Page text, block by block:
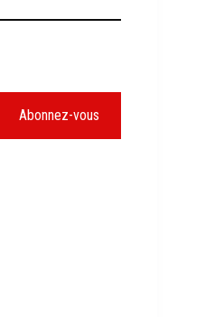
Abonnez-vous